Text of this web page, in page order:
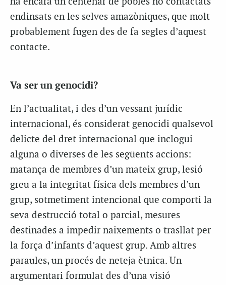
endinsats en les selves amazòniques, que molt
probablement fugen des de fa segles d’aquest
contacte.
Va ser un genocidi?
En l’actualitat, i des d’un vessant jurídic
internacional, és considerat genocidi qualsevol
delicte del dret internacional que inclogui
alguna o diverses de les següents accions:
matança de membres d’un mateix grup, lesió
greu a la integritat física dels membres d’un
grup, sotmetiment intencional que comporti la
seva destrucció total o parcial, mesures
destinades a impedir naixements o trasllat per
la força d’infants d’aquest grup. Amb altres
paraules, un procés de neteja ètnica. Un
argumentari formulat des d’una visió